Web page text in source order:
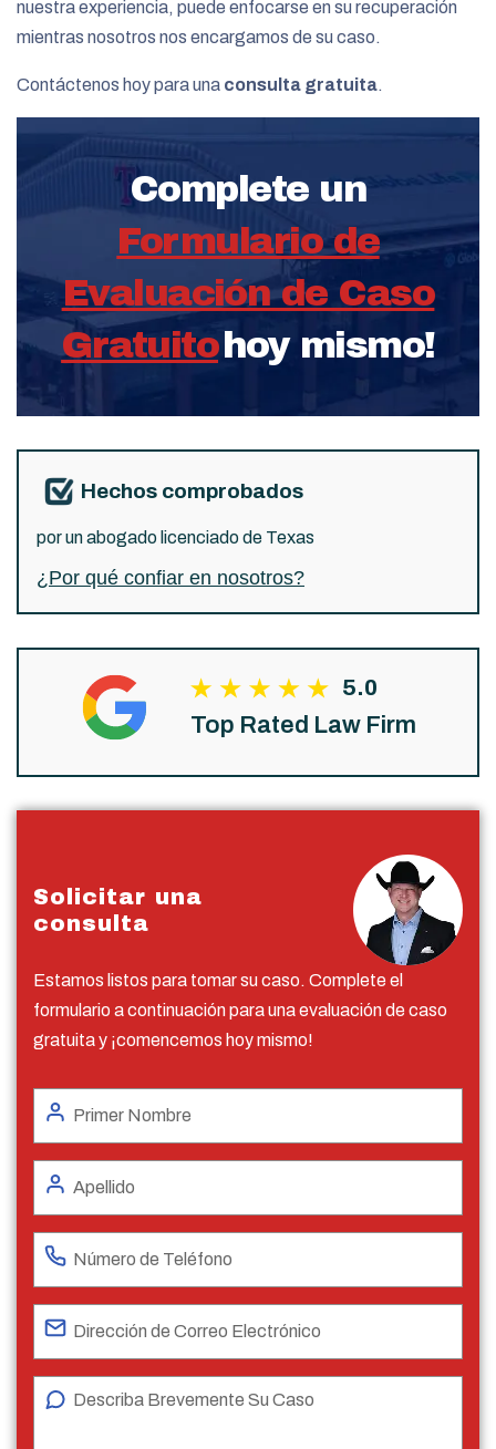
nuestra experiencia, puede enfocarse en su recuperación
mientras nosotros nos encargamos de su caso.
Contáctenos hoy para una consulta gratuita.
Complete un
Formulario de
Evaluación de Caso
Gratuitohoy mismo!
Hechos comprobados
por un abogado licenciado de Texas
¿Por qué confiar en nosotros?
5.0
Top Rated Law Firm
Solicitar una
consulta
Estamos listos para tomar su caso. Complete el
formulario a continuación para una evaluación de caso
gratuita y ¡comencemos hoy mismo!